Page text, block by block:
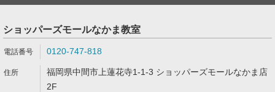
ショッパーズモールなかま教室
0120-747-818
福岡県中間市上蓮花寺1-1-3 ショッパーズモールなかま店
2F